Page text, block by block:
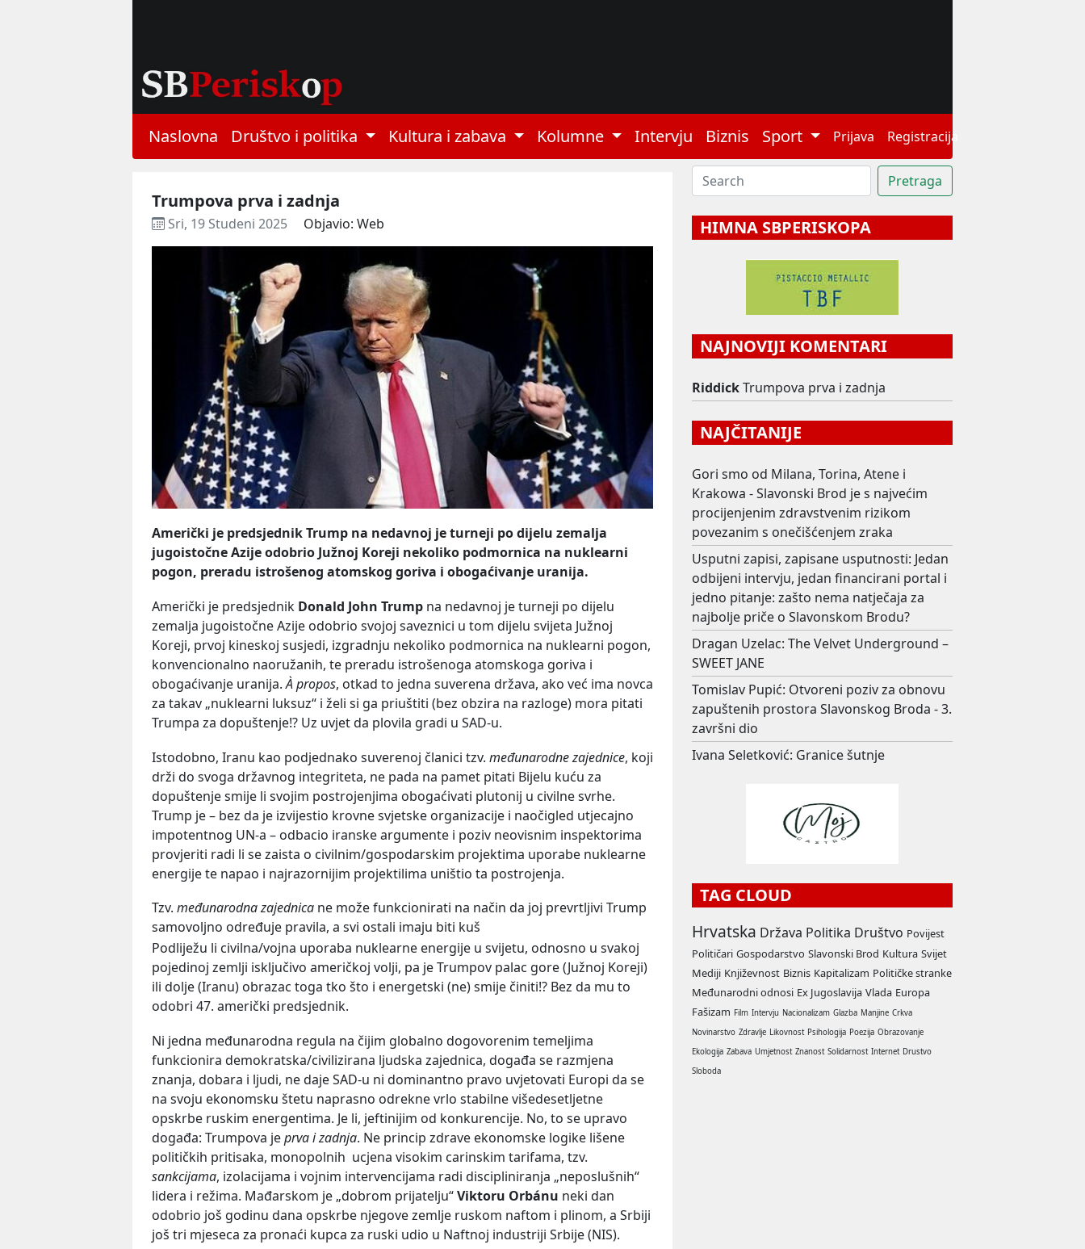
Naslovna Društvo i politika Kultura i zabava Kolumne Intervju Biznis Sport Prijava Registracija
Trumpova prva i zadnja
Sri, 19 Studeni 2025 Objavio: Web
Američki je predsjednik Trump na nedavnoj je turneji po dijelu zemalja
jugoistočne Azije odobrio Južnoj Koreji nekoliko podmornica na nuklearni
pogon, preradu istrošenog atomskog goriva i obogaćivanje uranija.
Američki je predsjednik Donald John Trump na nedavnoj je turneji po dijelu
zemalja jugoistočne Azije odobrio svojoj saveznici u tom dijelu svijeta Južnoj
Koreji, prvoj kineskoj susjedi, izgradnju nekoliko podmornica na nuklearni pogon,
konvencionalno naoružanih, te preradu istrošenoga atomskoga goriva i
obogaćivanje uranija.À propos, otkad to jedna suverena država, ako već ima novca
za takav „nuklearni luksuz“ i želi si ga priuštiti (bez obzira na razloge) mora pitati
Trumpa za dopuštenje!? Uz uvjet da plovila gradi u SAD-u.
Istodobno, Iranu kao podjednako suverenoj članici tzv. međunarodne zajednice, koji
drži do svoga državnog integriteta, ne pada na pamet pitati Bijelu kuću za
dopuštenje smije li svojim postrojenjima obogaćivati plutonij u civilne svrhe.
Trump je – bez da je izvijestio krovne svjetske organizacije i naočigled utjecajno
impotentnog UN-a – odbacio iranske argumente i poziv neovisnim inspektorima
provjeriti radi li se zaista o civilnim/gospodarskim projektima uporabe nuklearne
energije te napao i najrazornijim projektilima uništio ta postrojenja.
Tzv. međunarodna zajednica ne može funkcionirati na način da joj prevrtljivi Trump
samovoljno određuje pravila, a svi ostali imaju biti kuš
Podliježu li civilna/vojna uporaba nuklearne energije u svijetu, odnosno u svakoj
pojedinoj zemlji isključivo američkoj volji, pa je Trumpov palac gore (Južnoj Koreji)
ili dolje (Iranu) obrazac toga tko što i energetski (ne) smije činiti!? Bez da mu to
odobri 47. američki predsjednik.
Ni jedna međunarodna regula na čijim globalno dogovorenim temeljima
funkcionira demokratska/civilizirana ljudska zajednica, događa se razmjena
znanja, dobara i ljudi, ne daje SAD-u ni dominantno pravo uvjetovati Europi da se
na svoju ekonomsku štetu naprasno odrekne vrlo stabilne višedesetljetne
opskrbe ruskim energentima. Je li, jeftinijim od konkurencije. No, to se upravo
događa: Trumpova jeprva i zadnja. Ne princip zdrave ekonomske logike lišene
političkih pritisaka, monopolnih ucjena visokim carinskim tarifama, tzv.
sankcijama, izolacijama i vojnim intervencijama radi discipliniranja „neposlušnih“
lidera i režima. Mađarskom je „dobrom prijatelju“Viktoru Orbánu neki dan
odobrio još godinu dana opskrbe njegove zemlje ruskom naftom i plinom, a Srbiji
još tri mjeseca za pronaći kupca za ruski udio u Naftnoj industriji Srbije (NIS).
HIMNA SBPERISKOPA
NAJNOVIJI KOMENTARI
RiddickTrumpova prva i zadnja
NAJČITANIJE
Gori smo od Milana, Torina, Atene i
Krakowa - Slavonski Brod je s najvećim
procijenjenim zdravstvenim rizikom
povezanim s onečišćenjem zraka
Usputni zapisi, zapisane usputnosti: Jedan
odbijeni intervju, jedan financirani portal i
jedno pitanje: zašto nema natječaja za
najbolje priče o Slavonskom Brodu?
Dragan Uzelac: The Velvet Underground –
SWEET JANE
Tomislav Pupić: Otvoreni poziv za obnovu
zapuštenih prostora Slavonskog Broda - 3.
završni dio
Ivana Seletković: Granice šutnje
TAG CLOUD
Hrvatska Država Politika Društvo Povijest
Političari Gospodarstvo Slavonski Brod Kultura Svijet
Mediji Književnost Biznis Kapitalizam Političke stranke
Međunarodni odnosi Ex Jugoslavija Vlada Europa
Fašizam Film Intervju Nacionalizam Glazba Manjine Crkva
Novinarstvo Zdravlje Likovnost Psihologija Poezija Obrazovanje
Ekologija Zabava Umjetnost Znanost Solidarnost Internet Drustvo
Sloboda